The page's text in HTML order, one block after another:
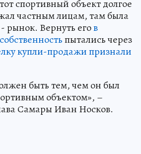
спортивный объект долгое
частным лицам, там была
рынок. Вернуть егов
пытались через
купли-продажи признали
быть тем, чем он был
объектом», –
Самары Иван Носков.